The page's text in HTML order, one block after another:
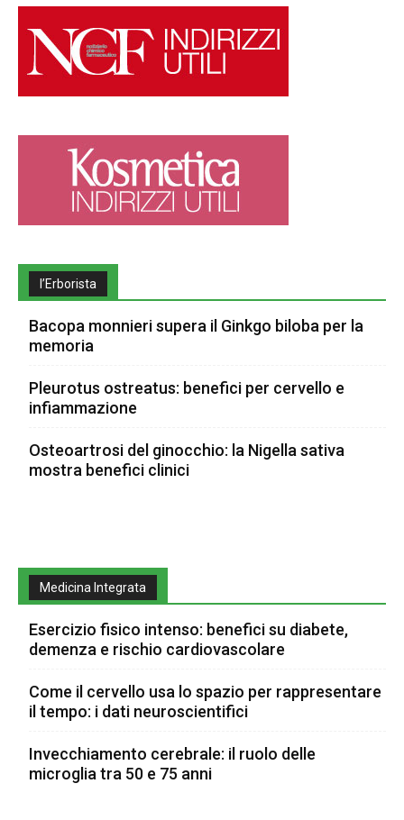
l’Erborista
Bacopa monnieri supera il Ginkgo biloba per la
memoria
Pleurotus ostreatus: benefici per cervello e
infiammazione
Osteoartrosi del ginocchio: la Nigella sativa
mostra benefici clinici
Medicina Integrata
Esercizio fisico intenso: benefici su diabete,
demenza e rischio cardiovascolare
Come il cervello usa lo spazio per rappresentare
il tempo: i dati neuroscientifici
Invecchiamento cerebrale: il ruolo delle
microglia tra 50 e 75 anni